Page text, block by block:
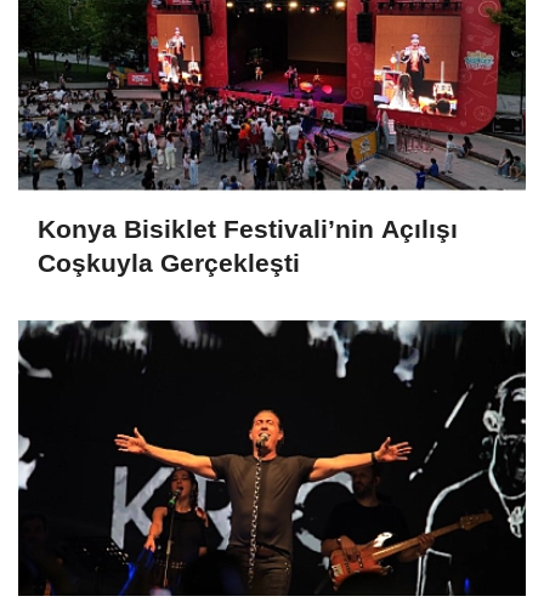
Konya Bisiklet Festivali’nin Açılışı
Coşkuyla Gerçekleşti